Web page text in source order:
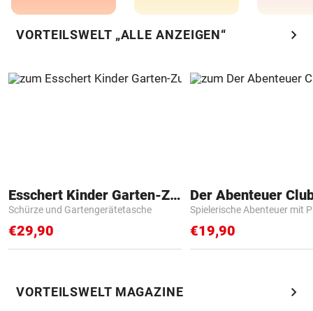
VORTEILSWELT „ALLE ANZEIGEN“ chevron_right
Esschert Kinder Garten-Zubehör
Schürze und Gartengerätetasche
€29,90
Der Abenteuer
Spielerische Abenteuer mit
€19,90
VORTEILSWELT MAGAZINE chevron_right